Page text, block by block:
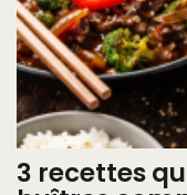
3 recettes